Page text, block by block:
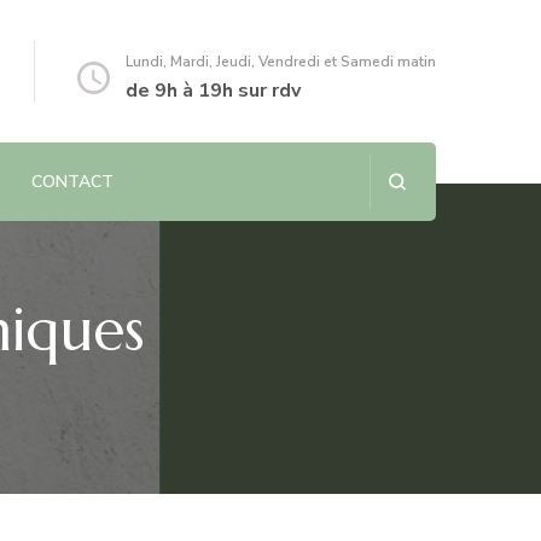
Lundi, Mardi, Jeudi, Vendredi et Samedi matin
de 9h à 19h sur rdv
CONTACT